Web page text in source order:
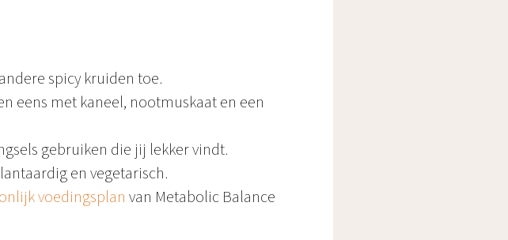
spicy kruiden toe.
eens met kaneel, nootmuskaat en een
gebruiken die jij lekker vindt.
en vegetarisch.
voedingsplan van Metabolic Balance